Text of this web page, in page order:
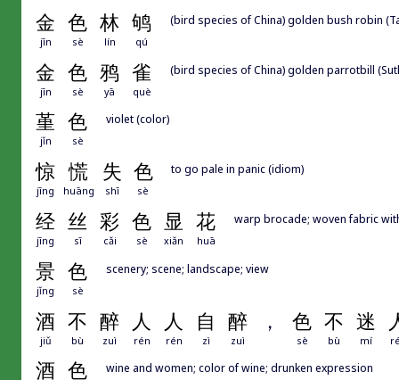
金 色 林 鸲
jīn sè lín qú
(bird species of China) golden bush robin
金 色 鸦 雀
jīn sè yā què
(bird species of China) golden parrotbill
堇 色
jǐn sè
violet (color)
惊 慌 失 色
jīng huāng shī sè
to go pale in panic (idiom)
经 丝 彩 色 显 花
jīng sī cǎi sè xiǎn huā
warp brocade; woven fabric
景 色
jǐng sè
scenery; scene; landscape; view
酒 不 醉 人 人 自 醉 ， 色 不 迷
jiǔ bù zuì rén rén zì zuì sè bù mí
酒 色 wine and women; color of wine; drunken expression